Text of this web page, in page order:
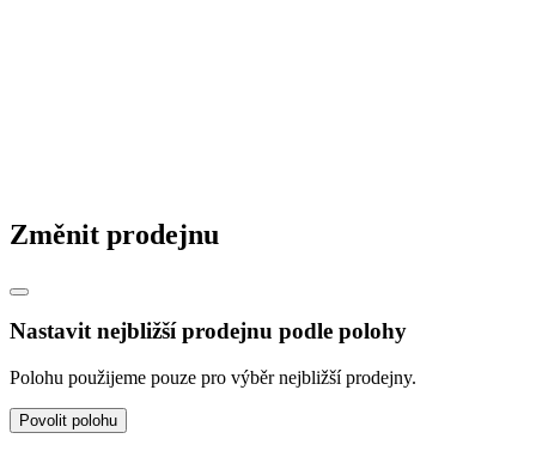
Změnit prodejnu
Nastavit nejbližší prodejnu podle polohy
Polohu použijeme pouze pro výběr nejbližší prodejny.
Povolit polohu